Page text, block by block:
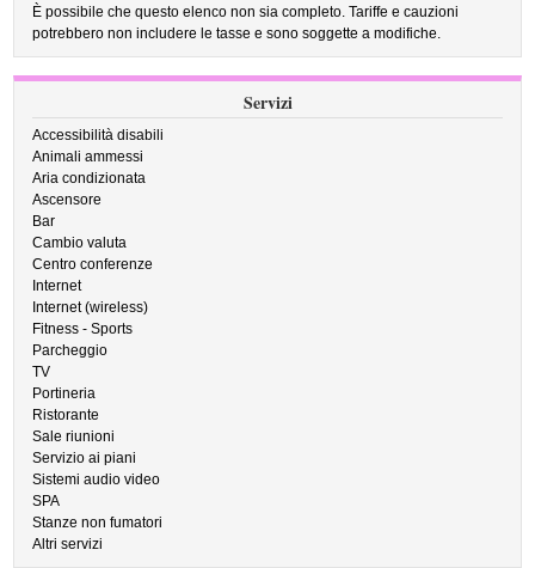
È possibile che questo elenco non sia completo. Tariffe e cauzioni
potrebbero non includere le tasse e sono soggette a modifiche.
Servizi
Accessibilità disabili
Animali ammessi
Aria condizionata
Ascensore
Bar
Cambio valuta
Centro conferenze
Internet
Internet (wireless)
Fitness - Sports
Parcheggio
TV
Portineria
Ristorante
Sale riunioni
Servizio ai piani
Sistemi audio video
SPA
Stanze non fumatori
Altri servizi